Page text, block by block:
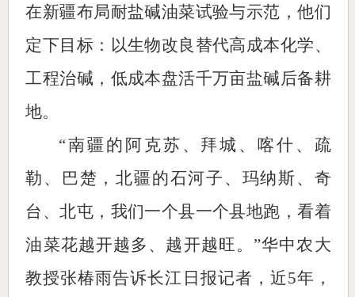
在新疆布局耐盐碱油菜试验与示范，他们
定下目标：以生物改良替代高成本化学、
工程治碱，低成本盘活千万亩盐碱后备耕
地。
“南疆的阿克苏、拜城、喀什、疏
勒、巴楚，北疆的石河子、玛纳斯、奇
台、北屯，我们一个县一个县地跑，看着
油菜花越开越多、越开越旺。”华中农大
教授张椿雨告诉长江日报记者，近5年，